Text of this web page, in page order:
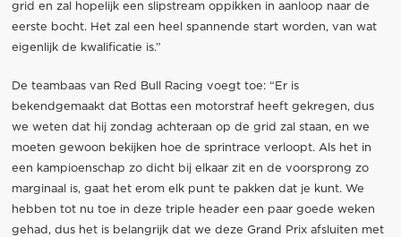
grid en zal hopelijk een slipstream oppikken in aanloop naar de
eerste bocht. Het zal een heel spannende start worden, van wat
eigenlijk de kwalificatie is.”
De teambaas van Red Bull Racing voegt toe: “Er is
bekendgemaakt dat Bottas een motorstraf heeft gekregen, dus
we weten dat hij zondag achteraan op de grid zal staan, en we
moeten gewoon bekijken hoe de sprintrace verloopt. Als het in
een kampioenschap zo dicht bij elkaar zit en de voorsprong zo
marginaal is, gaat het erom elk punt te pakken dat je kunt. We
hebben tot nu toe in deze triple header een paar goede weken
gehad, dus het is belangrijk dat we deze Grand Prix afsluiten met